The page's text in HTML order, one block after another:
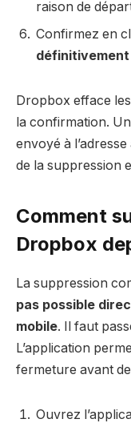
raison de
Confirmez en
définitivement
Dropbox efface
la confirmation. Un
envoyé à
de la suppression
Comment
Dropbox
La suppression
pas possible
mobile. Il faut
L’application
fermeture avant
Ouvrez